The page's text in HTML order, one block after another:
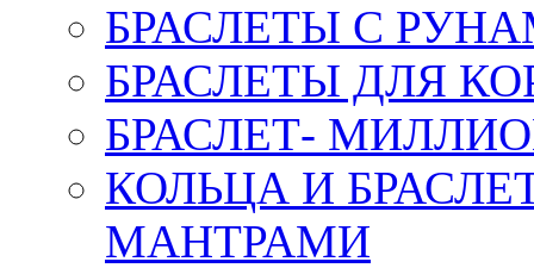
БРАСЛЕТЫ С
БРАСЛЕТЫ ДЛЯ
БРАСЛЕТ-
КОЛЬЦА И
МАНТРАМИ